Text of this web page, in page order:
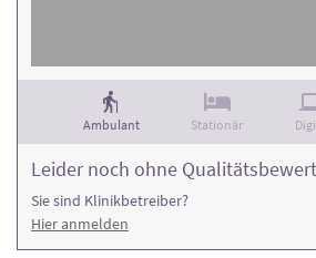
Ambulant Stationär
Leider noch ohne
Sie sind Klinikbetreiber?
Hier anmelden